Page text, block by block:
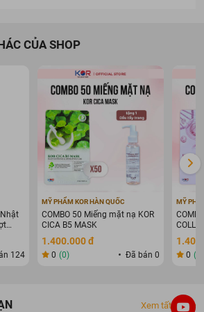
Xả Bưởi Cocoon Giảm Gãy Rụng Tóc
(310ml/chai)
chất
Gãy Rụng Tóc 310ml:
Cocamidopropyl Betaine, Epilobium
CỦA SHOP
124
MỸ PHẨM KOR HÀN QUỐC
COMBO 50 Miếng mặt nạ KOR
CICA B5 MASK
1.400.000 đ
0 (0) Đã bán 0
MỸ
0 (0)
Xem tất cả